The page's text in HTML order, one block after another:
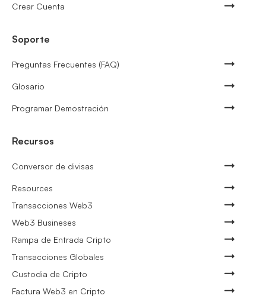
Crear Cuenta
Soporte
Preguntas Frecuentes (FAQ)
Glosario
Programar Demostración
Recursos
Conversor de divisas
Resources
Transacciones Web3
Web3 Busineses
Rampa de Entrada Cripto
Transacciones Globales
Custodia de Cripto
Factura Web3 en Cripto